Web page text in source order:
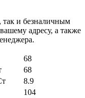
и безналичным
адресу, а также
68
68
8.9
104